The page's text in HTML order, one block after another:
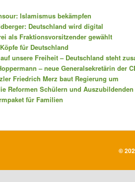
Islamismus bekämpfen
Deutschland wird digital
als Fraktionsvorsitzender gewählt
für Deutschland
unsere Freiheit – Deutschland steht
– neue Generalsekretärin der
Friedrich Merz baut Regierung um
Reformen Schülern und Auszubildenden
für Familien
©